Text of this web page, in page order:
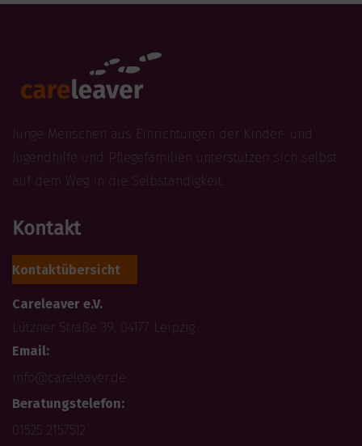
Junge Menschen aus Einrichtungen der Kinder- und
Jugendhilfe und Pflegefamilien unterstützen sich selbst
auf dem Weg in die Selbständigkeit.
Kontakt
Kontaktübersicht
Careleaver e.V.
Lützner Straße 39, 04177 Leipzig
Email:
info@careleaver.de
Beratungstelefon:
01525 2157512